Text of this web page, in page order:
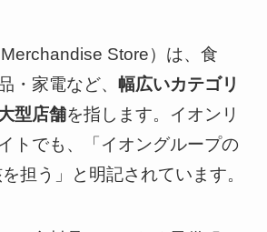
Store）は、食
・家電など、 幅広いカテゴリ
型店舗を指します。イオンリ
トでも、「イオングループの
担う」と明記されています。